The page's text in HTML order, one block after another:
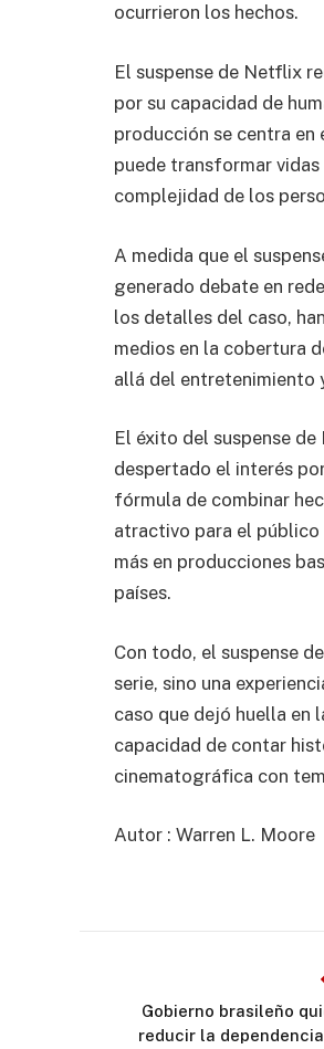
ocurrieron los hechos.
El suspense de Netflix
por su capacidad de
producción se centra
puede transformar
complejidad de los
A medida que el
generado debate en
los detalles del caso,
medios en la cobertura
allá del entretenimiento
El éxito del suspense
despertado el interés
fórmula de combinar
atractivo para el
más en producciones
países.
Con todo, el suspense
serie, sino una
caso que dejó huella en
capacidad de contar
cinematográfica con
Autor : Warren L. Moore
Gobierno brasileño
reducir la